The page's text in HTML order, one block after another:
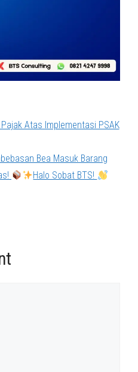
Pajak Atas Implementasi PSAK
Bea Masuk Barang
Halo Sobat BTS!